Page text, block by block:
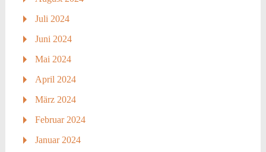
Juli 2024
Juni 2024
Mai 2024
April 2024
März 2024
Februar 2024
Januar 2024